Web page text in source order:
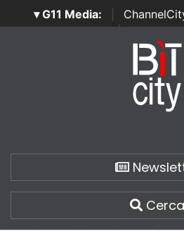
▾ G11 Media:
SecurityOpenLab | Italian
Italian
Cerca